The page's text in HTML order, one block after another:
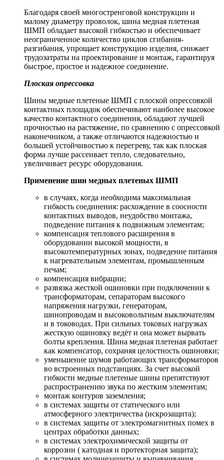
Благодаря своей многостренговой конструкции и
малому диаметру проволок, шина медная плетеная
ШМП обладает высокой гибкостью и обеспечивает
неограниченное количество циклов сгибания-
разгибания, упрощает конструкцию изделия, снижает
трудозатраты на проектирование и монтаж, гарантируя
быстрое, простое и надежное соединение.
Плоская опрессовка
Шины медные плетеные ШМП с плоской опрессовкой
контактных площадок обеспечивают наиболее высокое
качество контактного соединения, обладают лучшей
прочностью на растяжение, по сравнению с опрессовкой
наконечником, а также отличаются надежностью и
большей устойчивостью к перегреву, так как плоская
форма лучше рассеивает тепло, следовательно,
увеличивает ресурс оборудования.
Применение шин медных плетеных ШМП
в случаях, когда необходима максимальная
гибкость соединения: расхождение в соосности
контактных выводов, неудобство монтажа,
подведение питания к подвижным элементам;
компенсация теплового расширения в
оборудовании высокой мощности, в
высокотемпературных зонах, подведение питания
к нагревательным элементам, промышленным
печам;
компенсация вибрации;
развязка жесткой ошиновки при подключении к
трансформаторам, сепараторам высокого
напряжения нагрузки, генераторам,
шинопроводам и высоковольтным выключателям
и в тоководах. При сильных токовых нагрузках
жесткую ошиновку ведёт и она может вырвать
болты крепления. Шина медная плетеная работает
как компенсатор, сохраняя целостность ошиновки;
уменьшение шумов работающих трансформаторов
во встроенных подстанциях. За счет высокой
гибкости медные плетеные шины препятствуют
распространению звука по жестким элементам;
монтаж контуров заземления;
в системах защиты от статического или
атмосферного электричества (искрозащита);
в системах защиты от электромагнитных помех в
центрах обработки данных;
в системах электрохимической защиты от
коррозии ( катодная и протекторная защита);